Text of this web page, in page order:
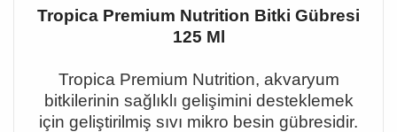
Tropica Premium Nutrition Bitki Gübresi
125 Ml
Tropica Premium Nutrition, akvaryum
bitkilerinin sağlıklı gelişimini desteklemek
için geliştirilmiş sıvı mikro besin gübresidir.